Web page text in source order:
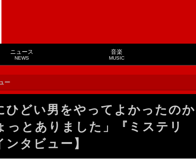
ニュース
NEWS
音楽
MUSIC
ー
ひどい男をやってよかったのか
っとありました」『ミステリ
タビュー】